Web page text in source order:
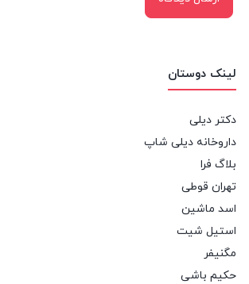
لینک دوستان
دکتر دیلی
داروخانه دیلی شاپ
بلاگ فرا
تهران قوطی
اسد ماشین
استیل شیت
مگنیفر
حکیم باشی